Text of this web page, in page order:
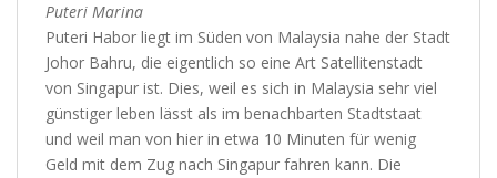
Puteri Marina
Puteri Habor liegt im Süden von Malaysia nahe der Stadt
Johor Bahru, die eigentlich so eine Art Satellitenstadt
von Singapur ist. Dies, weil es sich in Malaysia sehr viel
günstiger leben lässt als im benachbarten Stadtstaat
und weil man von hier in etwa 10 Minuten für wenig
Geld mit dem Zug nach Singapur fahren kann. Die